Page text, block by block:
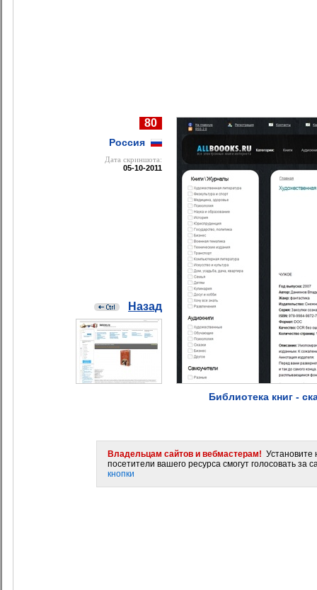
80
Россия
Дата cкриншота:
05-10-2011
Назад
Библиотека книг -
Владельцам сайтов и вебмастерам! Установите
посетители вашего ресурса смогут голосовать за
кнопки